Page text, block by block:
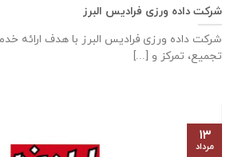
شرکت داده ورزی فرادیس البرز
شرکت داده ‌ورزی فرادیس البرز با هدف ارائه
تجمیع، تمرکز و [...]
۱۳
مرداد